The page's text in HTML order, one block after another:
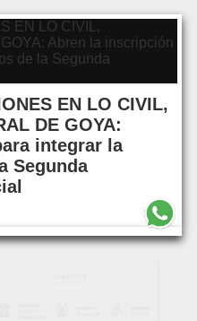
EN LO CIVIL,
DE GOYA:
integrar la
Segunda